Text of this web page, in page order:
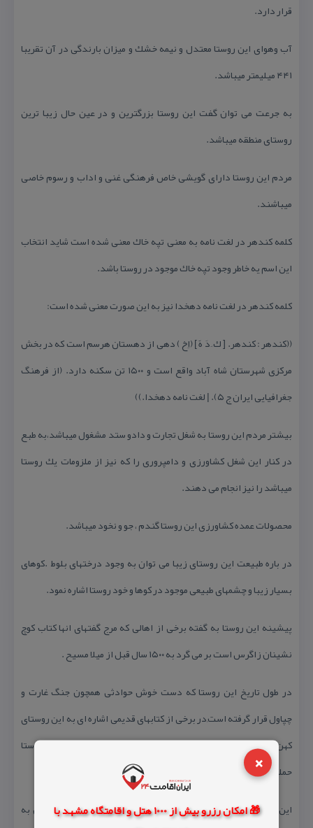
×
🎁 امکان رزرو بیش از 1000 هتل و اقامتگاه مشهد با
قرار دارد.
آب وهوای این روستا معتدل و نیمه خشك و میزان بارندگی در آن تقریبا
۴۴۱ میلیمتر میباشد.
به جرعت می توان گفت این روستا بزرگترین و در عین حال زیبا ترین
روستای منطقه میباشد.
مردم این روستا دارای گویشی خاص فرهنگی غنی و اداب و رسوم خاصی
میباشند.
كلمه كندهر در لغت نامه به معنی تپه خاك معنی شده است شاید انتخاب
این اسم یه خاطر وجود تپه خاك موجود در روستا باشد.
كلمه كندهر در لغت نامه دهخدا نیز به این صورت معنی شده است:
((كندهر : كندهر. [ ك َ دَ هََ ] (اِخ ) دهی از دهستان هرسم است كه در بخش
مركزی شهرستان شاه آباد واقع است و ۱۵۰۰ تن سكنه دارد. (از فرهنگ
جغرافیایی ایران ج ۵). | لغت نامه دهخدا.))
بیشتر مردم این روستا به شغل تجارت و دادو ستد مشغول میباشد،به طبع
در كنار این شغل كشاورزی و دامپروری را كه نیز از ملزومات یك روستا
میباشد را نیز انجام می دهند.
محصولات عمده كشاورزی این روستا گندم ، جو و نخود میباشد.
در باره طبیعت این روستای زیبا می توان به وجود درختهای بلوط .كوهای
بسیار زیبا و چشمهای طبیعی موجود در كوها و خود روستا اشاره نمود.
پیشینه این روستا به گفته برخی از اهالی كه مرج گفتهای انها كتاب كوچ
نشینان زاگرس است بر می گرد به ۱۵۰۰ سال قبل از میلا مسیح .
در طول تاریخ این روستا كه دست خوش حوادثی همچون جنگ غارت و
چپاول قرار گرفته است,در برخی از كتابهای قدیمی اشاره ای به این روستای
كهن شده است كه در هنگام لشكر كشی ایلامیها به پارس به این روستا
حمله و این روستا را غارت كردند.
این روستا در قدیم مركز حكومت بوده وبرای اثبات این ا دعا میتوان به